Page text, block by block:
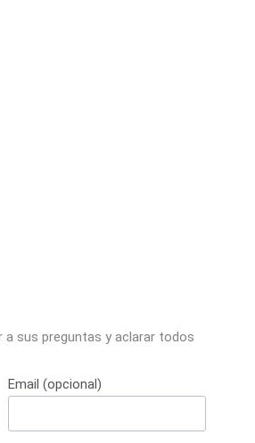
sus preguntas y aclarar todos
Email (opcional)